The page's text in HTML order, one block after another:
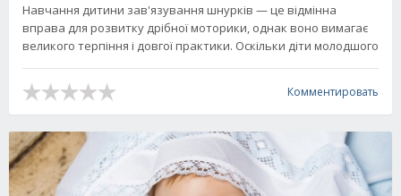
Навчання дитини зав'язування шнурків — це відмінна
вправа для розвитку дрібної моторики, однак воно вимагає
великого терпіння і довгої практики. Оскільки діти молодшого
Комментировать